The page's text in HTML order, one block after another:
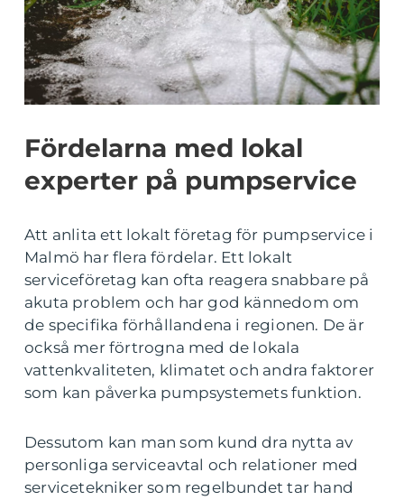
Fördelarna med lokal
experter på pumpservice
Att anlita ett lokalt företag för pumpservice i
Malmö har flera fördelar. Ett lokalt
serviceföretag kan ofta reagera snabbare på
akuta problem och har god kännedom om
de specifika förhållandena i regionen. De är
också mer förtrogna med de lokala
vattenkvaliteten, klimatet och andra faktorer
som kan påverka pumpsystemets funktion.
Dessutom kan man som kund dra nytta av
personliga serviceavtal och relationer med
servicetekniker som regelbundet tar hand